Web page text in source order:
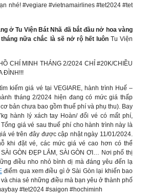
nhé! #vegiare #vietnamairlines #tet2024 #tet
ở Tu Viện Bát Nhã đã bắt đầu nở hoa vàng
nữa chắc là sẽ nở rộ hết luôn Tu Viện
CHÍ MINH THÁNG 2/2024 CHỈ #20K/CHIỀU
ĐÌNH!!!
kiếm giá vé tại VEGIARE, hành trình Huế –
tháng 2/2024 hiện đang có mức giá thấp
bản chưa bao gồm thuế phí và phụ thu). Bay
hành lý xách tay Hoàn/ đổi vé có mất phí,
giá vé sau thuế phí cho hành trình này là
vé trên đây được cập nhật ngày 11/01/2024.
khi đặt vé, các mức giá vé cao hơn có thể
GÒN ĐẸP LẮM, SÀI GÒN ƠI… Nơi phố thị
điều nho nhỏ bình dị mà đáng yêu đến lạ
điểm qua xem điều gì ở Sài Gòn lại khiến bao
chia sẻ những điều mà bạn yêu ở thành phố
#tet2024 #saigon #hochiminh